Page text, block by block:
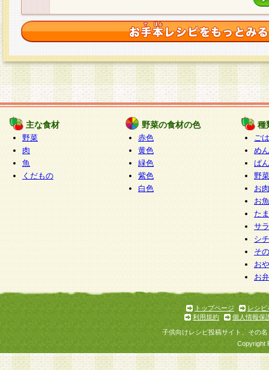
主な食材
野菜
肉
魚
くだもの
野菜の食材の色
赤色
黄色
緑色
紫色
白色
種
ご
めん
ぱん
野
お
お
た
サ
シ
そ
お
お
トップページ
レシピ
利用規約
個人情報保
子供向けレシピ投稿サイト、その
Copyright